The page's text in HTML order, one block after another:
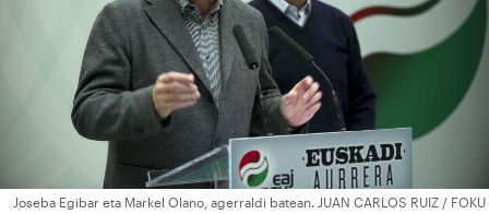
Joseba Egibar eta Markel Olano, agerraldi batean. JUAN CARLOS RUIZ / FOKU